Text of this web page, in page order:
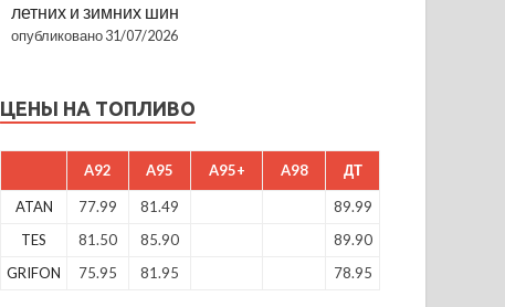
летних и зимних шин
опубликовано 31/07/2026
ЦЕНЫ НА ТОПЛИВО
A92 A95 A95+ A98 ДТ
ATAN 77.99 81.49
89.99
TES
81.50 85.90
89.90
GRIFON
75.95 81.95 78.95